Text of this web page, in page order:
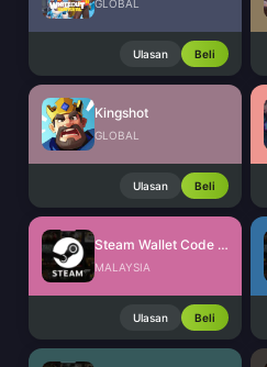
GLOBAL
Ulasan Beli
Kingshot
GLOBAL
Ulasan Beli
Steam Wallet Code (MYR)
MALAYSIA
Ulasan Beli